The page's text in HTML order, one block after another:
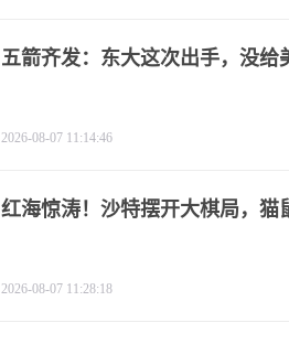
五箭齐发：东大这次出手，没给
2026-08-07 11:14:46
红海惊涛！沙特摆开大棋局，猫
2026-08-07 11:28:18